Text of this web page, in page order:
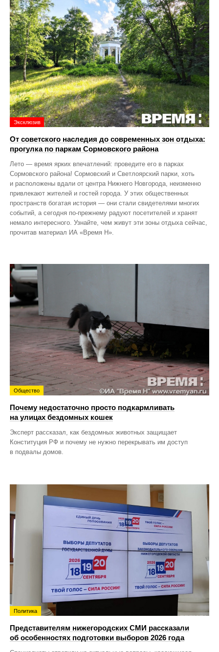
Эксклюзив
От советского наследия до современных зон отдыха:
прогулка по паркам Сормовского района
Лето — время ярких впечатлений: проведите его в парках
Сормовского района! Сормовский и Светлоярский парки, хоть
и расположены вдали от центра Нижнего Новгорода, неизменно
привлекают жителей и гостей города. У этих общественных
пространств богатая история — они стали свидетелями многих
событий, а сегодня по‑прежнему радуют посетителей и хранят
немало интересного. Узнайте, чем живут эти зоны отдыха сейчас,
прочитав материал ИА «Время Н».
Общество
Почему недостаточно просто подкармливать
на улицах бездомных кошек
Эксперт рассказал, как бездомных животных защищает
Конституция РФ и почему не нужно перекрывать им доступ
в подвалы домов.
Политика
Представителям нижегородских СМИ рассказали
об особенностях подготовки выборов 2026 года